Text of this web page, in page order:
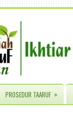
PROSEDUR TAARUF »